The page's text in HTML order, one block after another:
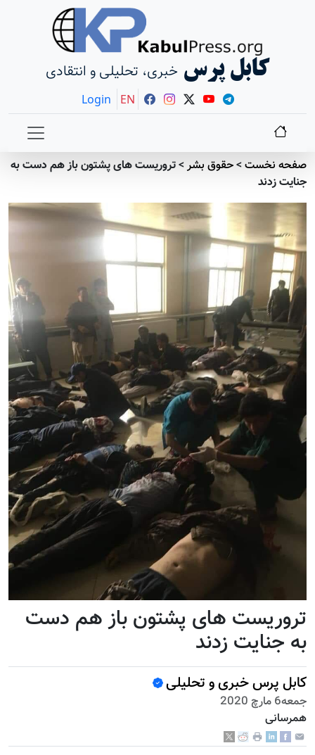
کابل پرس خبری، تحلیلی و انتقادی
Login EN
صفحه نخست>حقوق بشر>تروریست های پشتون باز هم دست به
جنایت زدند
تروریست های پشتون باز هم دست
به جنایت زدند
کابل پرس خبری و تحلیلی
جمعه6 مارچ 2020
همرسانی